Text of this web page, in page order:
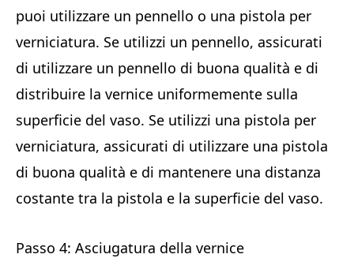
puoi utilizzare un pennello o una pistola per
verniciatura. Se utilizzi un pennello, assicurati
di utilizzare un pennello di buona qualità e di
distribuire la vernice uniformemente sulla
superficie del vaso. Se utilizzi una pistola per
verniciatura, assicurati di utilizzare una pistola
di buona qualità e di mantenere una distanza
costante tra la pistola e la superficie del vaso.
Passo 4: Asciugatura della vernice